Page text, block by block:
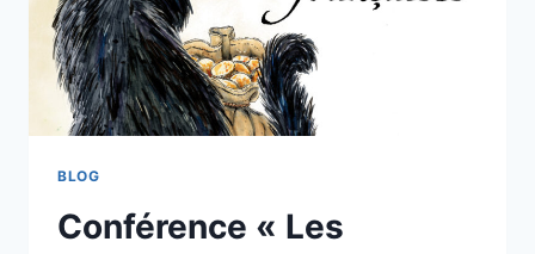
BLOG
Conférence « Les